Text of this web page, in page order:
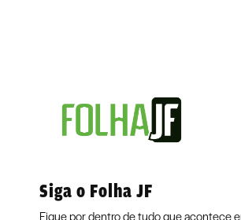
Siga o Folha JF
Fique por dentro de tudo que acontece